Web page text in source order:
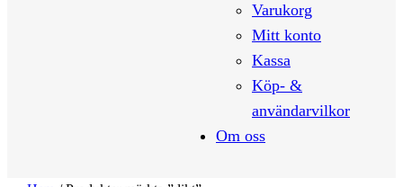
Varukorg
Mitt konto
Kassa
Köp- &
användarvilkor
Om oss